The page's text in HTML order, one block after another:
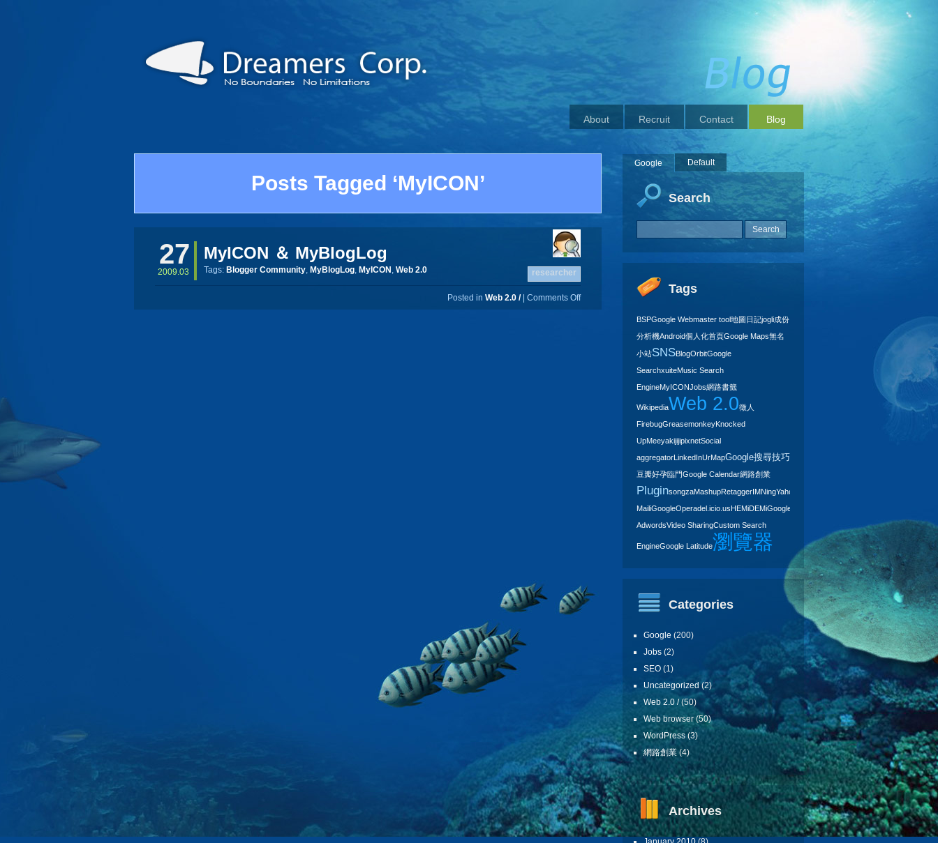
Blog
Contact
Recruit
About
Posts Tagged ‘MyICON’
27
2009.03
MyICON ＆ MyBlogLog
Tags: Blogger Community, MyBlogLog, MyICON , Web 2.0 researcher
Posted in Web 2.0 /| Comments Off
Google Default
Search
Tags
BSPGoogle Webmaster tool地圖日記jogli成份
分析機Android個人化首頁Google Maps無名
小站SNSBlogOrbitGoogle
SearchxuiteMusic Search
EngineMyICONJobs網路書籤
WikipediaWeb 2.0徵人
FirebugGreasemonkeyKnocked
UpMeeyakijijipixnetSocial
aggregatorLinkedInUrMapGoogle搜尋技巧
豆瓣好孕臨門Google Calendar網路創業
PluginsongzaMashupRetaggerIMNingYahoo
MailiGoogleOperadel.icio.usHEMiDEMiGoogle
AdwordsVideo SharingCustom Search
EngineGoogle Latitude瀏覽器
Categories
Google (200)
Jobs (2)
SEO (1)
Uncategorized (2)
Web 2.0 /(50)
Web browser (50)
WordPress(3)
網路創業(4)
Archives